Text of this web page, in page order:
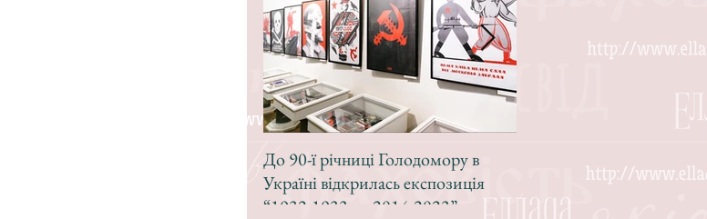
До 90-ї річниці Голодомору в
Україні відкрилась експозиція
“1932-1933 — 2014-2023”